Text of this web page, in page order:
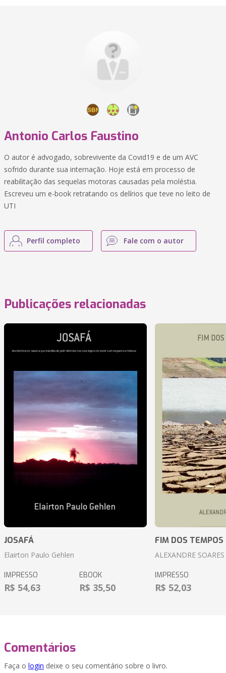
Antonio Carlos Faustino
O autor é advogado, sobrevivente da Covid19 e de um AVC
sofrido durante sua internação. Hoje está em processo de
reabilitação das sequelas motoras causadas pela moléstia.
Escreveu um e-book retratando os delírios que teve no leito de
UTI
Perfil completo Fale com o autor
Publicações relacionadas
JOSAFÁ
Elairton Paulo Gehlen
IMPRESSO
R$ 54,63
EBOOK
R$ 35,50
FIM DOS TEMPOS
ALEXANDRE SOARES
IMPRESSO
R$ 52,03
Comentários
Faça o login deixe o seu comentário sobre o livro.